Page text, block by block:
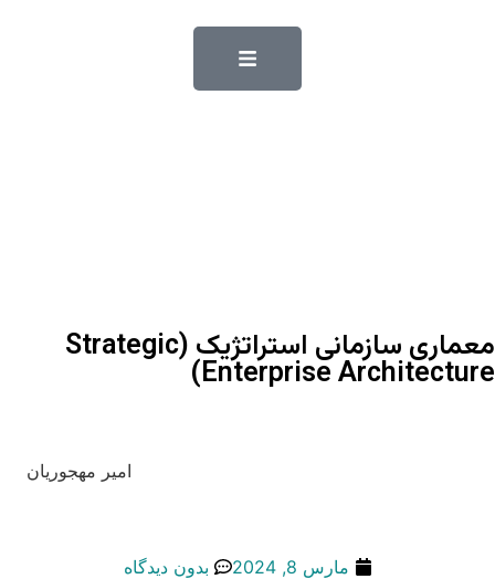
معماری سازمانی استراتژیک (Strategic
Enterprise Architecture)
امیر مهجوریان
مارس 8, 2024 بدون دیدگاه